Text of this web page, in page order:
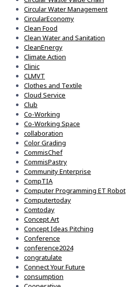
Circular Water Management
CircularEconomy
Clean Food
Clean Water and Sanitation
CleanEnergy
Climate Action
Clinic
CLMVT
Clothes and Textile
Cloud Service
Club
Co-Working
Co-Working Space
collaboration
Color Grading
CommisChef
CommisPastry
Community Enterprise
CompTIA
Computer Programming ET Robot
Computertoday
Comtoday
Concept Art
Concept Ideas Pitching
Conference
conference2024
congratulate
Connect Your Future
consumption